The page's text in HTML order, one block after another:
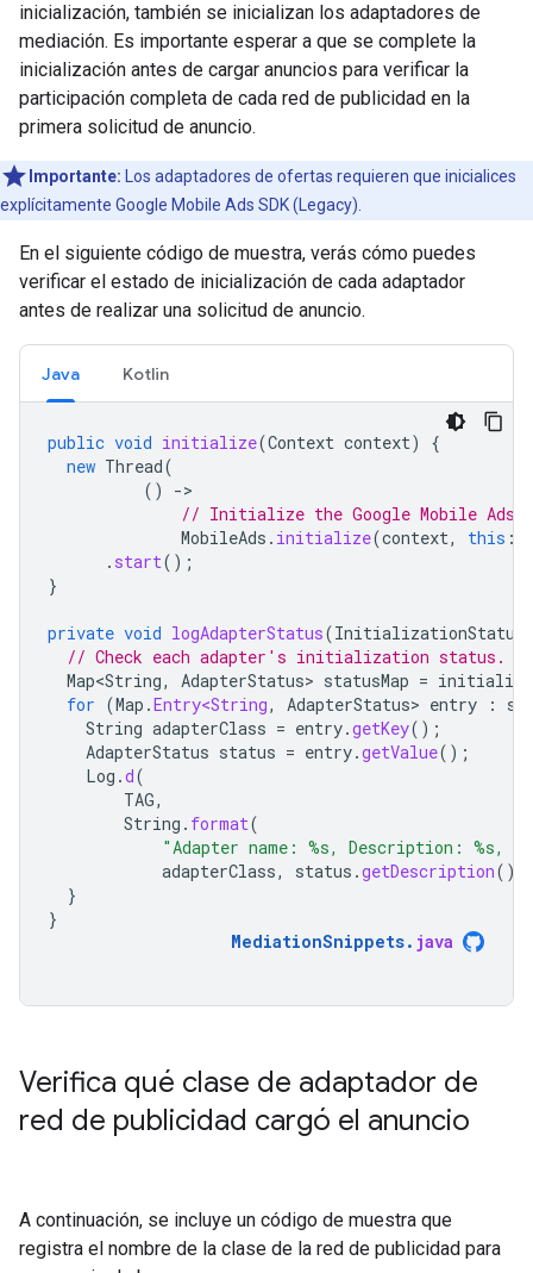
inicialización, también se inicializan los adaptadores de
mediación. Es importante esperar a que se complete la
inicialización antes de cargar anuncios para verificar la
participación completa de cada red de publicidad en la
primera solicitud de anuncio.
Importante: Los adaptadores de ofertas requieren que inicialices
explícitamente Google Mobile Ads SDK (Legacy)
En el siguiente código de muestra, verás cómo puedes
verificar el estado de inicialización de cada adaptador
antes de realizar una solicitud de anuncio.
Java Kotlin
public void initialize(Context context)
{
new Thread(
()
-
// Initialize the Google Mobile Ads
MobileAds . initialize(context, this ::
. start();
}
private void logAdapterStatus(InitializationStatus
// Check each adapter's initialization status.
Map<String, AdapterStatus> statusMap =
for (Map .Entry<String, AdapterStatus> entry :
String adapterClass = entry.getKey();
AdapterStatus status = entry.getValue();
Log .d(
TAG,
String . format(
"Adapter name: %s, Description: %s,
adapterClass, status .getDescription(),
}
}
MediationSnippets. java
Verifica qué clase de adaptador de
red de publicidad cargó el anuncio
A continuación, se incluye un código de muestra que
registra el nombre de la clase de la red de publicidad para